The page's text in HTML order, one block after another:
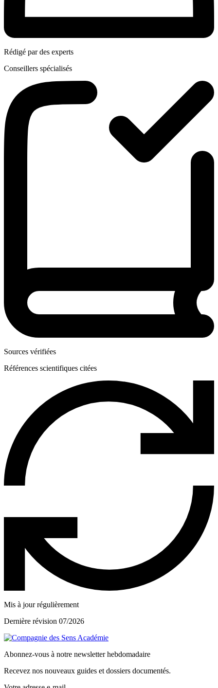
Rédigé par des experts
Conseillers spécialisés
Sources vérifiées
Références scientifiques citées
Mis à jour régulièrement
Dernière révision 07/2026
Abonnez-vous à notre newsletter hebdomadaire
Recevez nos nouveaux guides et dossiers documentés.